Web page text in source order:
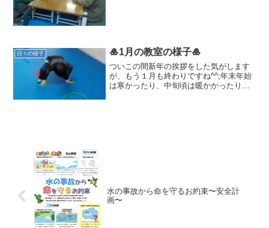
日々の様子 🎍1月の教室の様子🎍
ついこの間新年の挨拶をした気がします
が、もう１月も終わりですね^^;年末年始
は寒かったり、中旬頃は暖かかったり、
水の事故から命を守るお約束〜安全計
画〜